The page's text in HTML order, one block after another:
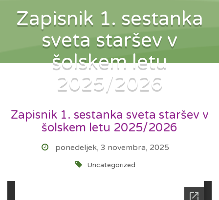
Zapisnik 1. sestanka
sveta staršev v
šolskem letu
2025/2026
Zapisnik 1. sestanka sveta staršev v
šolskem letu 2025/2026
ponedeljek, 3 novembra, 2025
Uncategorized